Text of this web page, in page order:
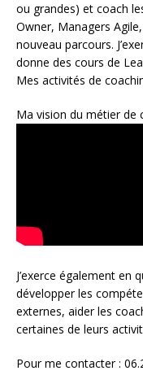
ou grandes) et coach
Owner, Managers Agile
nouveau parcours.
donne des cours de
Mes activités de
Ma vision du métier de
J’exerce également en
développer les
externes, aider les
certaines de leurs
Pour me contacter :